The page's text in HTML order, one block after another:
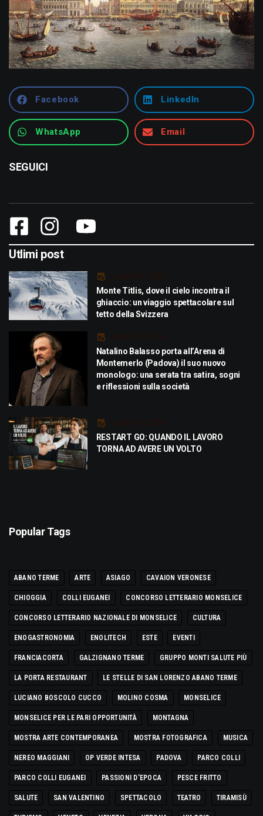
Facebook LinkedIn
WhatsApp Email
SEGUICI
Utlimi post
Luglio 29, 2026
Monte Titlis, dove il cielo incontra il
ghiaccio: un viaggio spettacolare sul
tetto della Svizzera
Luglio 21, 2026
Natalino Balasso porta all’Arena di
Montemerlo (Padova) il suo nuovo
monologo: una serata tra satira, sogni
e riflessioni sulla società
Luglio 21, 2026
RESTART GO: QUANDO IL LAVORO
TORNA AD AVERE UN VOLTO
Popular Tags
ABANO TERME ARTE ASIAGO CAVAION VERONESE
CHIOGGIA COLLI EUGANEI CONCORSO LETTERARIO MONSELICE
CONCORSO LETTERARIO NAZIONALE DI MONSELICE CULTURA
ENOGASTRONOMIA ENOLITECH ESTE EVENTI
FRANCIACORTA GALZIGNANO TERME GRUPPO MONTI SALUTE PIÙ
LA PORTA RESTAURANT LE STELLE DI SAN LORENZO ABANO TERME
LUCIANO BOSCOLO CUCCO MOLINO COSMA MONSELICE
MONSELICE PER LE PARI OPPORTUNITÀ MONTAGNA
MOSTRA ARTE CONTEMPORANEA MOSTRA FOTOGRAFICA MUSICA
NEREO MAGGIANI OP VERDE INTESA PADOVA PARCO COLLI
PARCO COLLI EUGANEI PASSIONI D'EPOCA PESCE FRITTO
SALUTE SAN VALENTINO SPETTACOLO TEATRO TIRAMISÙ